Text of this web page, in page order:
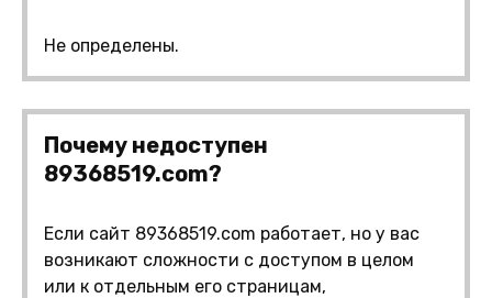
Не определены.
Почему недоступен
89368519.com?
Если сайт 89368519.com работает, но у вас
возникают сложности с доступом в целом
или к отдельным его страницам,